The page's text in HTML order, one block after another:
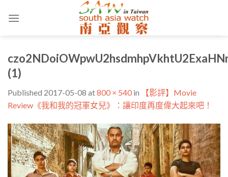
(1)
Published 2017-05-08 at800 × 540 in
【影評】Movie
Review《我和我的冠軍女兒》：讓印度再度偉大起來吧！